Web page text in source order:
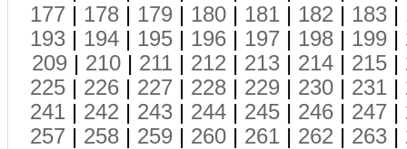
177 | 178 | 179 | 180 | 181 | 182 | 183 |
193 | 194 | 195 | 196 | 197 | 198 | 199 |
209 | 210 | 211 | 212 | 213 | 214 | 215 |
225 | 226 | 227 | 228 | 229 | 230 | 231 |
241 | 242 | 243 | 244 | 245 | 246 | 247 |
257 | 258 | 259 | 260 | 261 | 262 | 263 |